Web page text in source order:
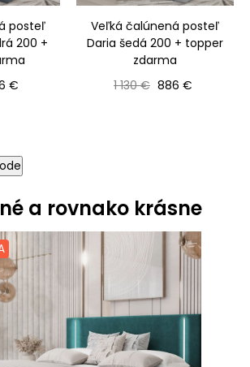
posteľ
200 +
€
Veľká čalúnená posteľ
Daria šedá 200 + topper
zdarma
Bežná cena
1 130 € Cena
886 €
a rovnako krásne